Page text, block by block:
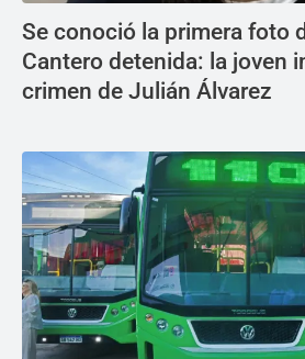
Se conoció la primera foto
Cantero detenida: la joven
crimen de Julián Álvarez